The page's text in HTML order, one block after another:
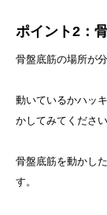
ポイント2：
骨盤底筋の場所が
動いているかハッ
かしてみてください
骨盤底筋を動かし
す。